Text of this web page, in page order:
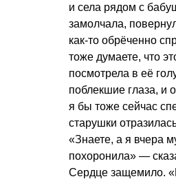
и села рядом с
замолчала,
как-то обрёченно
тоже думаете, что
посмотрела в её
поблекшие глаза, и
я бы тоже сейчас
старушки
«Знаете, а я вчера
похоронила» —
Сердце защемило.